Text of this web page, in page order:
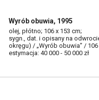
Wyrób obuwia, 1995
olej, płótno; 106 x 153 cm;
sygn., dat. i opisany na
okręgu) / „Wyrób obuwia” / 106
estymacja: 40 000 - 50 000 zł